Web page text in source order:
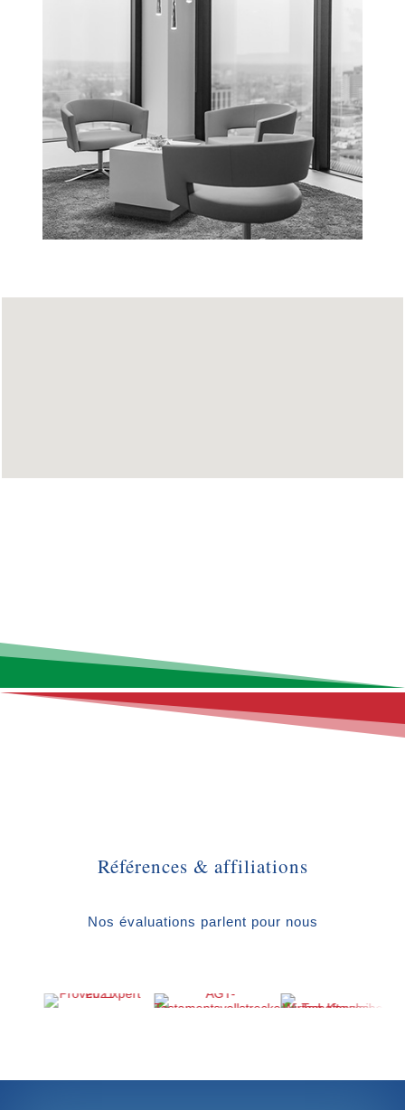
Références & affiliations
Nos évaluations parlent pour nous